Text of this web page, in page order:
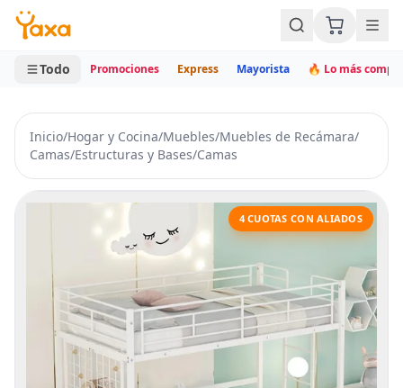
MINI CARRITO
0 productos
Todo Promociones Express Mayorista 🔥 Lo más
Inicio/Hogar y Cocina/Muebles/Muebles de Recámara/
Camas/Estructuras y Bases/Camas
4 CUOTAS CON ALIADOS